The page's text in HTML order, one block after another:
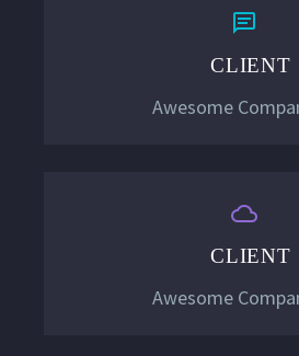


CLIENT
Awesome


CLIENT
Awesome